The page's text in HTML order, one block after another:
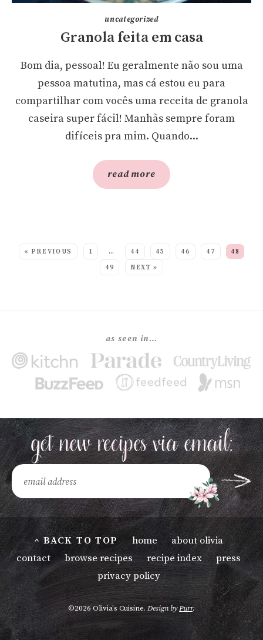
uncategorized
Granola feita em casa
Bom dia, pessoal! Eu geralmente não sou uma
pessoa matutina, mas cá estou eu para
compartilhar com vocês uma receita de granola
caseira super fácil! Manhãs sempre foram
difíceis pra mim. Quando...
read more
« PREVIOUS 1 … 44 45 46 47
48
49
NEXT »
as seen in…
^ BACK TO TOP home
about olivia
contact
browse recipes recipe index
press
privacy policy
©2026 Olivia's Cuisine.Design byPurr.